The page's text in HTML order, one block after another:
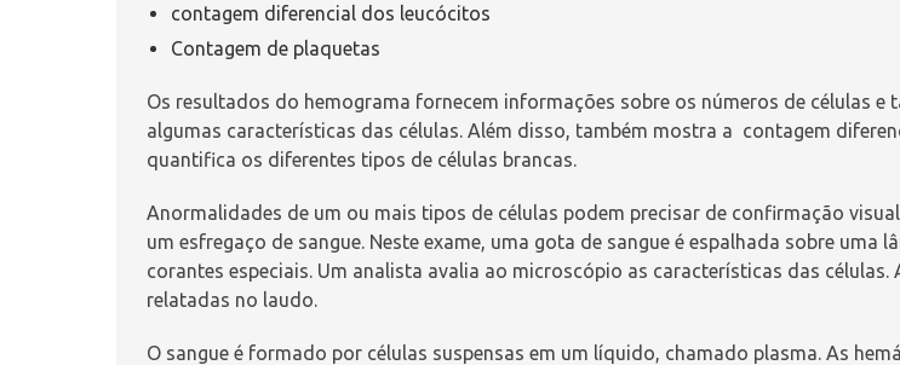
contagem diferencial dos leucócitos
Contagem de plaquetas
Os resultados do hemograma fornecem informações sobre os números de células e
algumas características das células. Além disso, também mostra a contagem
quantifica os diferentes tipos de células brancas.
Anormalidades de um ou mais tipos de células podem precisar de confirmação
um esfregaço de sangue. Neste exame, uma gota de sangue é espalhada sobre uma
corantes especiais. Um analista avalia ao microscópio as características das
relatadas no laudo.
O sangue é formado por células suspensas em um líquido, chamado plasma. As